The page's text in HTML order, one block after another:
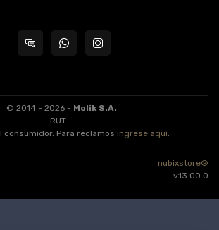
© 2014 - 2026 - Molik S.A.
RUT -
consumidor. Para reclamos ingrese aquí.
nubixstore®
v13.00.0